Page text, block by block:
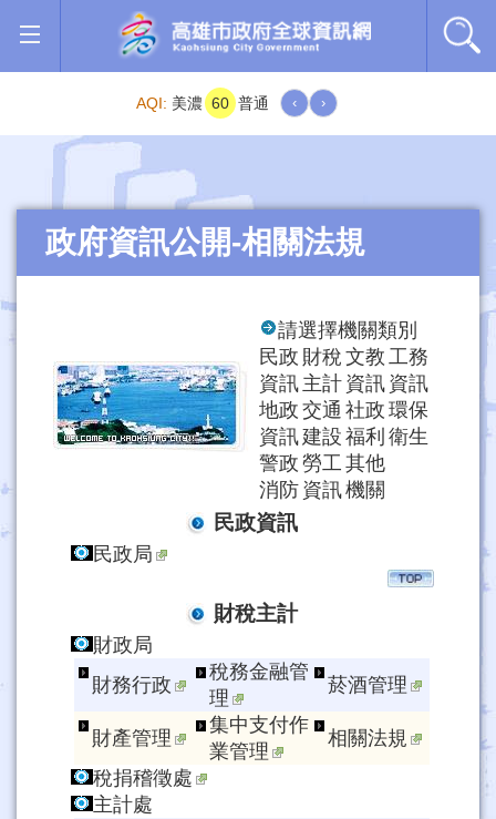
跳到主要內容區塊
AQI: 美濃 60 普通 ‹ ›
政府資訊公開-相關法規
請選擇機關類別
民政
資訊
財稅
主計
文教
資訊
工務
資訊
地政
資訊
交通
建設
社政
福利
環保
衛生
警政
消防
勞工
資訊
其他
機關
01 民政資訊
民政局
財稅主計
財政局
財務行政
稅務金融管
理
菸酒管理
財產管理
集中支付作
業管理
相關法規
稅捐稽徵處
主計處